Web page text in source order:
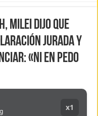
Milei dijo que
jurada y
«Ni en pedo
x1